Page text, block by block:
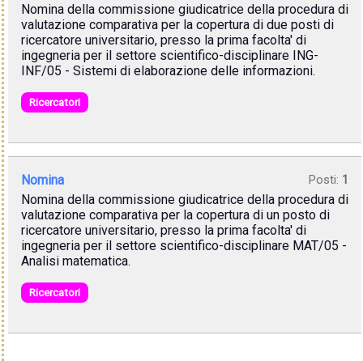
Nomina della commissione giudicatrice della procedura di
valutazione comparativa per la copertura di due posti di
ricercatore universitario, presso la prima facolta' di
ingegneria per il settore scientifico-disciplinare ING-
INF/05 - Sistemi di elaborazione delle informazioni.
Ricercatori
Nomina Posti: 1
Nomina della commissione giudicatrice della procedura di
valutazione comparativa per la copertura di un posto di
ricercatore universitario, presso la prima facolta' di
ingegneria per il settore scientifico-disciplinare MAT/05 -
Analisi matematica.
Ricercatori